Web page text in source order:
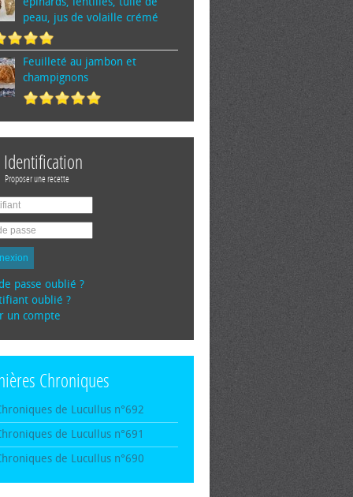
peau, jus de volaille crémé
Feuilleté au jambon et
champignons
Identification
Proposer une recette
passe oublié ?
oublié ?
un compte
Chroniques
de Lucullus n°692
de Lucullus n°691
de Lucullus n°690